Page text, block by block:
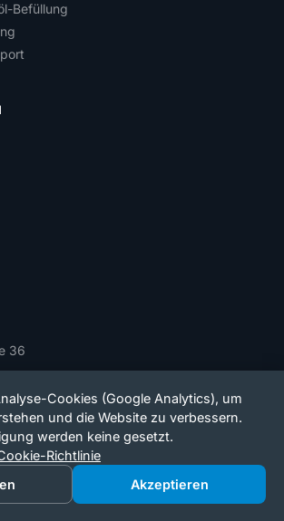
Befüllung
36
Datenschutzerklärung
Cookies (Google Analytics), um
und die Website zu verbessern.
werden keine gesetzt.
Richtlinie
Akzeptieren